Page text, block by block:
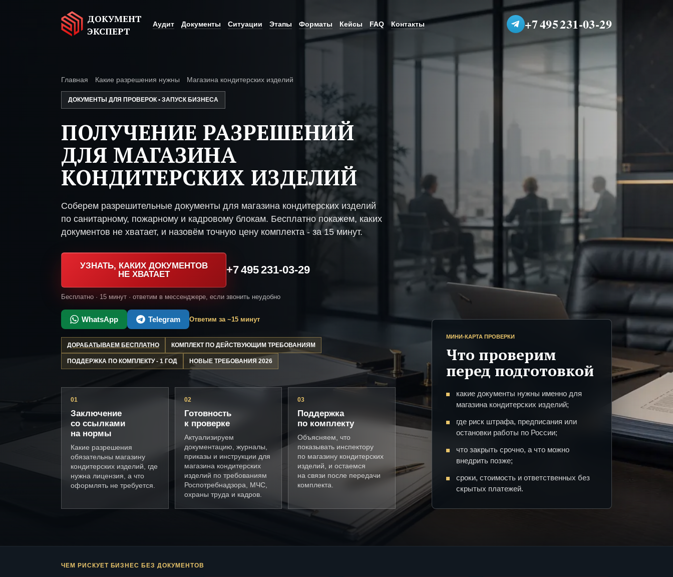
ДОКУМЕНТ
ЭКСПЕРТ
Аудит Документы Ситуации Этапы Форматы Кейсы FAQ Контакты +7 495 231-03-29
Главная Какие разрешения нужны Магазина кондитерских изделий
ДОКУМЕНТЫ ДЛЯ ПРОВЕРОК • ЗАПУСК БИЗНЕСА
ПОЛУЧЕНИЕ РАЗРЕШЕНИЙ
ДЛЯ МАГАЗИНА
КОНДИТЕРСКИХ ИЗДЕЛИЙ
Соберем разрешительные документы для магазина кондитерских изделий
по санитарному, пожарному и кадровому блокам. Бесплатно покажем, каких
документов не хватает, и назовём точную цену комплекта - за 15 минут.
УЗНАТЬ, КАКИХ ДОКУМЕНТОВ
НЕ ХВАТАЕТ
+7 495 231-03-29
Бесплатно · 15 минут · ответим в мессенджере, если звонить неудобно
WhatsApp Telegram Ответим за ~15 минут
ДОРАБАТЫВАЕМ БЕСПЛАТНО КОМПЛЕКТ ПО ДЕЙСТВУЮЩИМ ТРЕБОВАНИЯМ
ПОДДЕРЖКА ПО КОМПЛЕКТУ - 1 ГОД НОВЫЕ ТРЕБОВАНИЯ 2026
01
Заключение
со ссылками
на нормы
Какие разрешения
обязательны магазину
кондитерских изделий, где
нужна лицензия, а что
оформлять не требуется.
02
Готовность
к проверке
Актуализируем
документацию, журналы,
приказы и инструкции для
магазина кондитерских
изделий по требованиям
Роспотребнадзора, МЧС,
охраны труда и кадров.
03
Поддержка
по комплекту
Объясняем, что
показывать инспектору
по магазину кондитерских
изделий, и остаемся
на связи после передачи
комплекта.
МИНИ-КАРТА ПРОВЕРКИ
Что проверим
перед подготовкой
какие документы нужны именно для
магазина кондитерских изделий;
где риск штрафа, предписания или
остановки работы по России;
что закрыть срочно, а что можно
внедрить позже;
сроки, стоимость и ответственных без
скрытых платежей.
ЧЕМ РИСКУЕТ БИЗНЕС БЕЗ ДОКУМЕНТОВ